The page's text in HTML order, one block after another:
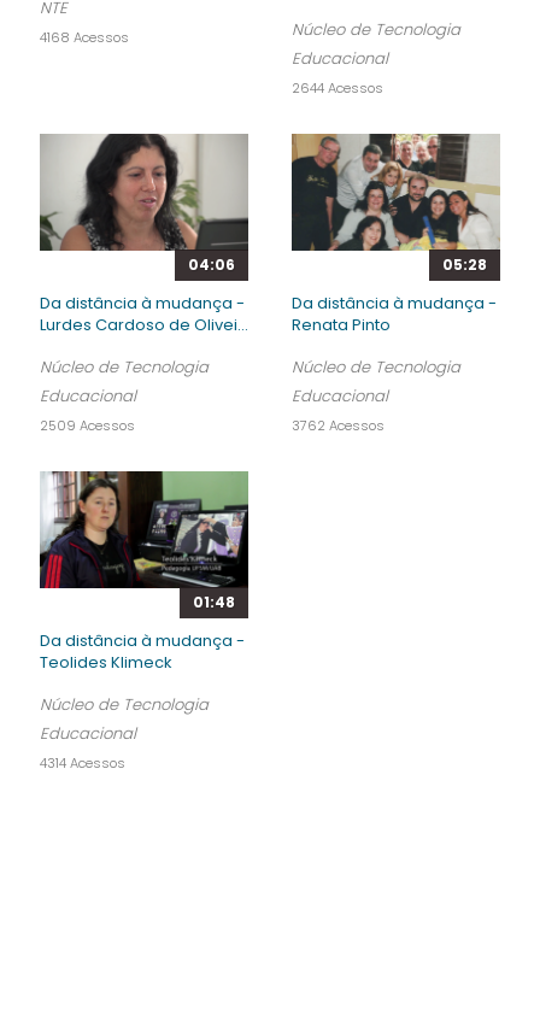
NTE
4168 Acessos
Núcleo de Tecnologia
Educacional
2644 Acessos
04:06
Da distância à mudança -
Lurdes Cardoso de Olivei...
Núcleo de Tecnologia
Educacional
2509 Acessos
05:28
Da distância à mudança -
Renata Pinto
Núcleo de Tecnologia
Educacional
3762 Acessos
01:48
Da distância à mudança -
Teolides Klimeck
Núcleo de Tecnologia
Educacional
4314 Acessos